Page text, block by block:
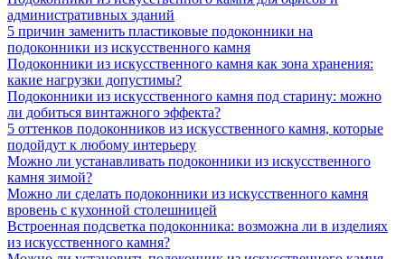
административных зданий
5 причин заменить пластиковые подоконники на
подоконники из искусственного камня
Подоконники из искусственного камня как зона хранения:
какие нагрузки допустимы?
Подоконники из искусственного камня под старину: можно
ли добиться винтажного эффекта?
5 оттенков подоконников из искусственного камня, которые
подойдут к любому интерьеру
Можно ли устанавливать подоконники из искусственного
камня зимой?
Можно ли сделать подоконники из искусственного камня
вровень с кухонной столешницей
Встроенная подсветка подоконника: возможна ли в изделиях
из искусственного камня?